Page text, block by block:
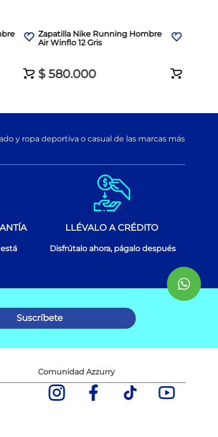
Zapatilla Nike Running Hombre
Air Winflo 12 Gris
$ 580.000
y ropa deportiva o casual de las marcas más
LLÉVALO A CRÉDITO
Disfrútalo ahora, págalo después
Suscríbete
Comunidad Azzurry